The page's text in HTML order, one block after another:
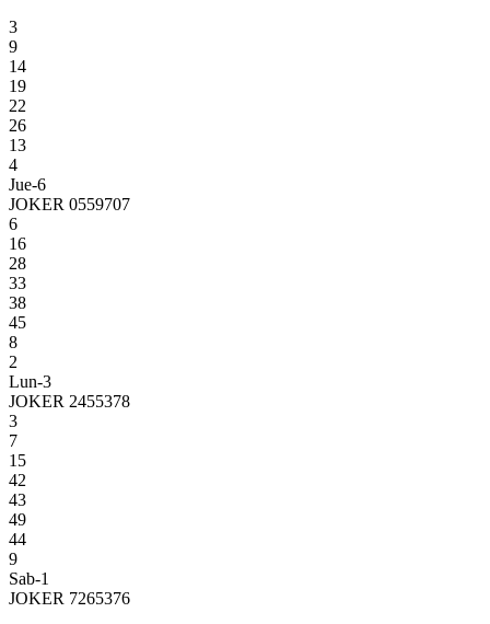
3
9
14
19
22
26
13
4
Jue-6
JOKER 0559707
6
16
28
33
38
45
8
2
Lun-3
JOKER 2455378
3
7
15
42
43
49
44
9
Sab-1
JOKER 7265376